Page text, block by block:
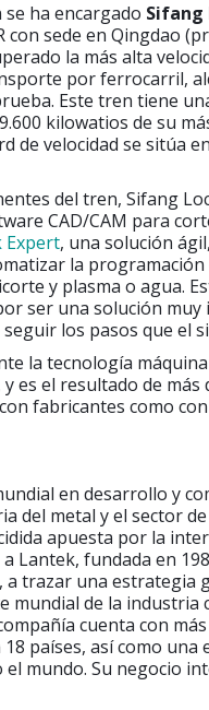
ha encargado Sifang
con sede en Qingdao
la más alta
por ferrocarril,
Este tren tiene
kilowatios de su
de velocidad se sitúa
del tren, Sifang
CAD/CAM para
Expert, una solución
la programación
y plasma o agua.
ser una solución
los pasos que el
la tecnología máquina
es el resultado de más
fabricantes como
en desarrollo y
del metal y el sector
apuesta por la
Lantek, fundada en
a trazar una estrategia
mundial de la industria
cuenta con
países, así como una
mundo. Su negocio